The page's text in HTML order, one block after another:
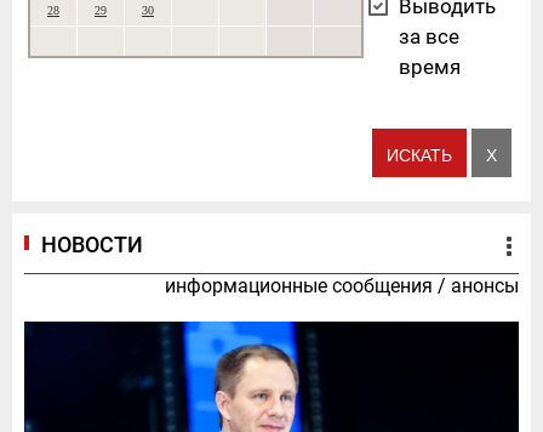
28 29 30
Выводить
за все
время
НОВОСТИ
информационные сообщения / анонсы